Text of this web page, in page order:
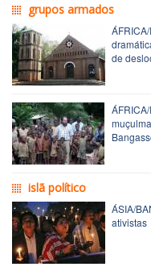
grupos armados
de
islã político
ÁSIA/
ativistas